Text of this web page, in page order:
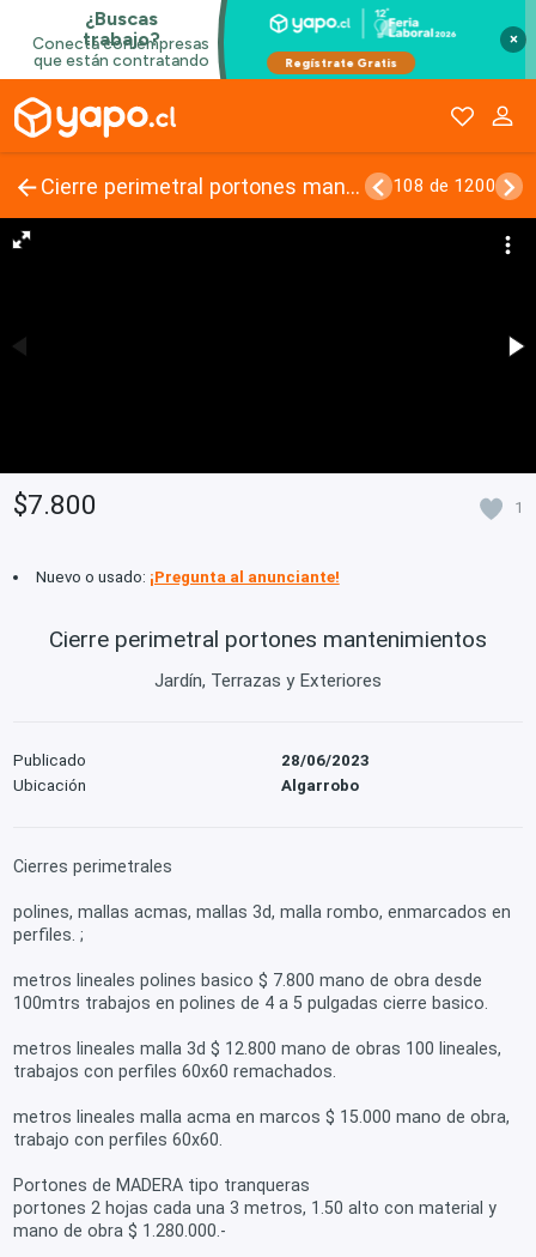
×
Cierre perimetral portones mantenimientos 108 de 1200
$7.800 1
Nuevo o usado: ¡Pregunta al anunciante!
Cierre perimetral portones mantenimientos
Jardín, Terrazas y Exteriores
Publicado
28/06/2023
Ubicación
Algarrobo
Cierres perimetrales
polines, mallas acmas, mallas 3d, malla rombo, enmarcados en
perfiles. ;
metros lineales polines basico $ 7.800 mano de obra desde
100mtrs trabajos en polines de 4 a 5 pulgadas cierre basico.
metros lineales malla 3d $ 12.800 mano de obras 100 lineales,
trabajos con perfiles 60x60 remachados.
metros lineales malla acma en marcos $ 15.000 mano de obra,
trabajo con perfiles 60x60.
Portones de MADERA tipo tranqueras
portones 2 hojas cada una 3 metros, 1.50 alto con material y
mano de obra $ 1.280.000.-